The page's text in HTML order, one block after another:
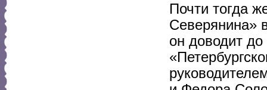
Почти тогда
Северянина»
он доводит до